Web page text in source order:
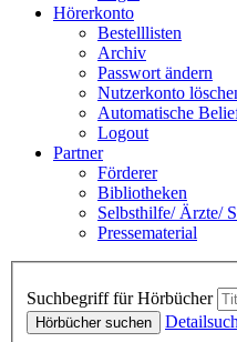
Hörerkonto
Bestelllisten
Archiv
Passwort ändern
Nutzerkonto
Automatische
Logout
Partner
Förderer
Bibliotheken
Selbsthilfe/ Ärzte/
Pressematerial
Suchbegriff für Hörbücher
Hörbücher suchen